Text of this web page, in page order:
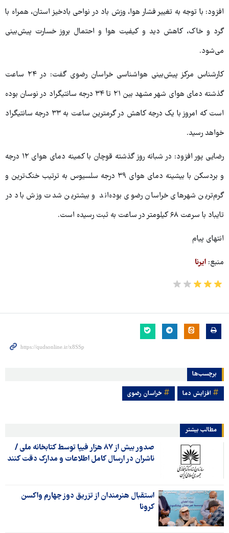
افزود: با توجه به تغییر فشار هوا، وزش باد در نواحی بادخیز استان، همراه با
گرد و خاک، کاهش دید و کیفیت هوا و احتمال بروز خسارت پیش‌بینی
می‌شود.
کارشناس مرکز پیش‌بینی هواشناسی خراسان رضوی گفت: در ۲۴ ساعت
گذشته دمای هوای شهر مشهد بین ۲۱ تا ۳۴ درجه سانتیگراد در نوسان بوده
است که امروز با یک درجه کاهش در گرمترین ساعت به ۳۳ درجه سانتیگراد
خواهد رسید.
رضایی پور افزود: در شبانه روز گذشته قوچان با کمینه دمای هوای ۱۲ درجه
و بردسکن با بیشینه دمای هوای ۳۹ درجه سلسیوس به ترتیب خنک‌ترین و
گرم‌ترین شهرهای خراسان رضوی بوده‌اند و بیشترین شدت وزش باد در
تایباد با سرعت ۶۸ کیلومتر در ساعت به ثبت رسیده است.
انتهای پیام
منبع: ایرنا
برچسب‌ها
افزایش دما خراسان رضوی
مطالب بیشتر
صدور بیش از ۸۷ هزار فیپا توسط کتابخانه ملی /
ناشران در ارسال کامل اطلاعات و مدارک دقت کنند
استقبال هنرمندان از تزریق دوز چهارم واکسن
کرونا